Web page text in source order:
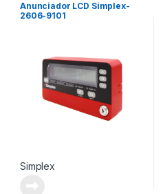
Anunciador LCD Simplex-
2606-9101
Simplex